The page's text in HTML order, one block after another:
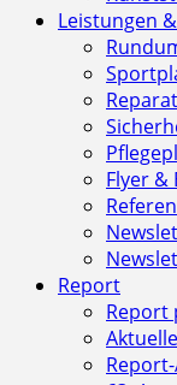
Leistungen
Flyer &
Report
Report